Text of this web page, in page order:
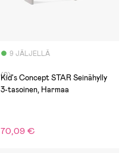
9 JÄLJELLÄ
(0)
Kid's Concept STAR Seinähylly
3-tasoinen, Harmaa
70,09 €